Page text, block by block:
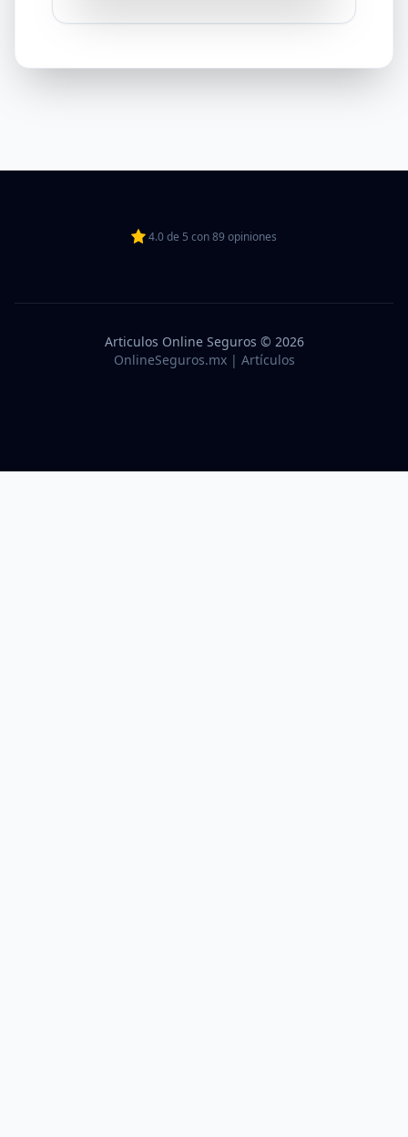
4.0de 5 con89 opiniones
Articulos Online Seguros © 2026
OnlineSeguros.mx | Artículos